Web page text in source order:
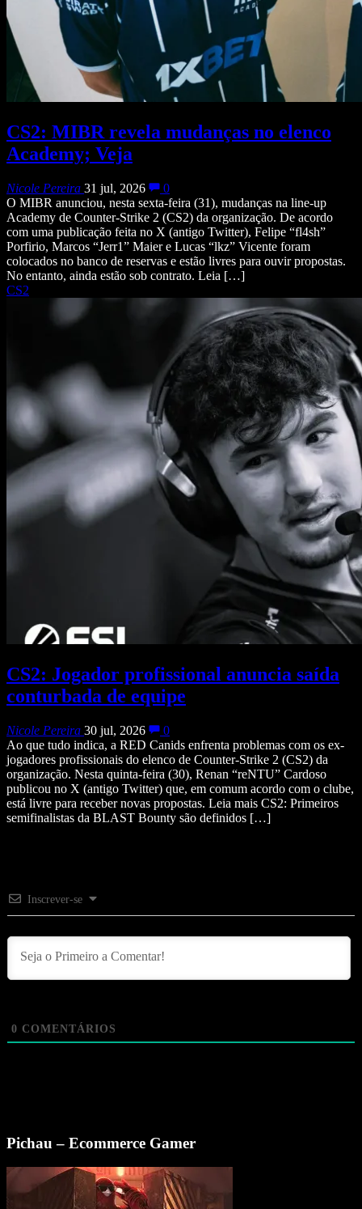
CS2: MIBR revela mudanças no elenco
Academy; Veja
Nicole Pereira 31 jul, 2026
0
O MIBR anunciou, nesta sexta-feira (31), mudanças na line-up
Academy de Counter-Strike 2 (CS2) da organização. De acordo
com uma publicação feita no X (antigo Twitter), Felipe “fl4sh”
Porfirio, Marcos “Jerr1” Maier e Lucas “lkz” Vicente foram
colocados no banco de reservas e estão livres para ouvir propostas.
No entanto, ainda estão sob contrato. Leia […]
CS2
CS2: Jogador profissional anuncia saída
conturbada de equipe
Nicole Pereira 30 jul, 2026
0
Ao que tudo indica, a RED Canids enfrenta problemas com os ex-
jogadores profissionais do elenco de Counter-Strike 2 (CS2) da
organização. Nesta quinta-feira (30), Renan “reNTU” Cardoso
publicou no X (antigo Twitter) que, em comum acordo com o clube,
está livre para receber novas propostas. Leia mais CS2: Primeiros
semifinalistas da BLAST Bounty são definidos […]
Inscrever-se
0 COMENTÁRIOS
Pichau – Ecommerce Gamer